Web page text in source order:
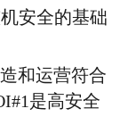
安全的基础
和运营符合
是高安全